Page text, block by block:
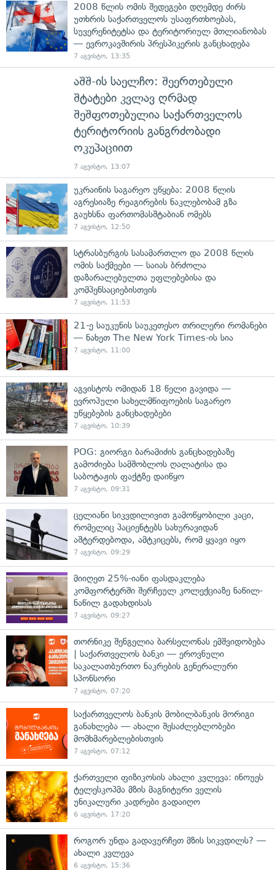
2008 წლის ომის შედეგები დღემდე ძირს
უთხრის საქართველოს უსაფრთხოებას,
სუვერენიტეტსა და ტერიტორიულ მთლიანობას
— ევროკავშირის პრესპიკერის განცხადება
7 აგვისტო, 13:35
აშშ-ის საელჩო: შეერთებული
შტატები კვლავ ღრმად
შეშფოთებულია საქართველოს
ტერიტორიის განგრძობადი
ოკუპაციით
7 აგვისტო, 13:07
უკრაინის საგარეო უწყება: 2008 წლის
აგრესიაზე რეაგირების ნაკლებობამ გზა
გაუხსნა ფართომასშტაბიან ომებს
7 აგვისტო, 12:50
სტრასბურგის სასამართლო და 2008 წლის
ომის საქმეები — საიას ბრძოლა
დაზარალებულთა უფლებებისა და
კომპენსაციებისთვის
7 აგვისტო, 11:53
21-ე საუკუნის საუკეთესო თრილერი რომანები
— ნახეთ The New York Times-ის სია
7 აგვისტო, 11:00
აგვისტოს ომიდან 18 წელი გავიდა —
ევროპული სახელმწიფოების საგარეო
უწყებების განცხადებები
7 აგვისტო, 10:39
POG: გიორგი ბარამიძის განცხადებაზე
გამოძიება სამშობლოს ღალატისა და
საბოტაჟის ფაქტზე დაიწყო
7 აგვისტო, 09:31
ცელიანი სიკვდილივით გამოწყობილი კაცი,
რომელიც პაციენტებს სახურავიდან
აშტერდებოდა, ამტკიცებს, რომ ყვავი იყო
7 აგვისტო, 09:29
მიიღეთ 25%-იანი ფასდაკლება
კომფორტერში შერჩეულ კოლექციაზე ნაწილ-
ნაწილ გადახდისას
7 აგვისტო, 09:27
თორნიკე შენგელია ბარსელონას ემშვიდობება
| საქართველოს ბანკი — ეროვნული
საკალათბურთო ნაკრების გენერალური
სპონსორი
7 აგვისტო, 07:20
საქართველოს ბანკის მობილბანკის მორიგი
განახლება — ახალი შესაძლებლობები
მომხმარებლებისთვის
7 აგვისტო, 07:12
ქართველი ფიზიკოსის ახალი კვლევა: ინოუეს
ტელესკოპმა მზის მაგნიტური ველის
უნიკალური კადრები გადაიღო
6 აგვისტო, 17:20
როგორ უნდა გადავურჩეთ მზის სიკვდილს? —
ახალი კვლევა
6 აგვისტო, 15:36